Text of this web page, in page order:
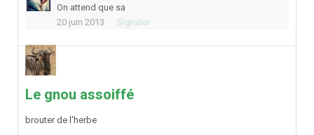
On attend que sa
20 juin 2013
Signaler
Le gnou assoiffé
brouter de l'herbe